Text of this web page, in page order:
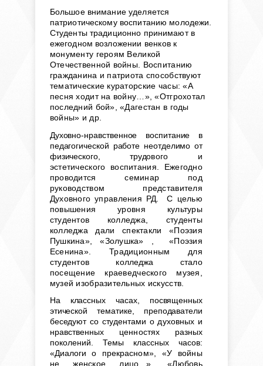
Большое внимание уделяется
патриотическому воспитанию молодежи.
Студенты традиционно принимают в
ежегодном возложении венков к
монументу героям Великой
Отечественной войны. Воспитанию
гражданина и патриота способствуют
тематические кураторские часы: «А
песня ходит на войну…», «Отгрохотал
последний бой», «Дагестан в годы
войны» и др.
Духовно-нравственное воспитание в
педагогической работе неотделимо от
физического, трудового и
эстетического воспитания. Ежегодно
проводится семинар под
руководством представителя
Духовного управления РД. С целью
повышения уровня культуры
студентов колледжа, студенты
колледжа дали спектакли «Поэзия
Пушкина», «Золушка» , «Поэзия
Есенина». Традиционным для
студентов колледжа стало
посещение краеведческого музея,
музей изобразительных искусств.
На классных часах, посвященных
этической тематике, преподаватели
беседуют со студентами одуховных и
нравственных ценностях разных
поколений. Темы классных часов:
«Диалоги о прекрасном», «У войны
не женское лицо...», «Любовь